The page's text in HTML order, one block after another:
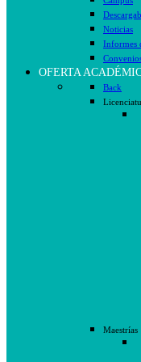
Noticias
Informes
OFERTA
Back
Maestrías